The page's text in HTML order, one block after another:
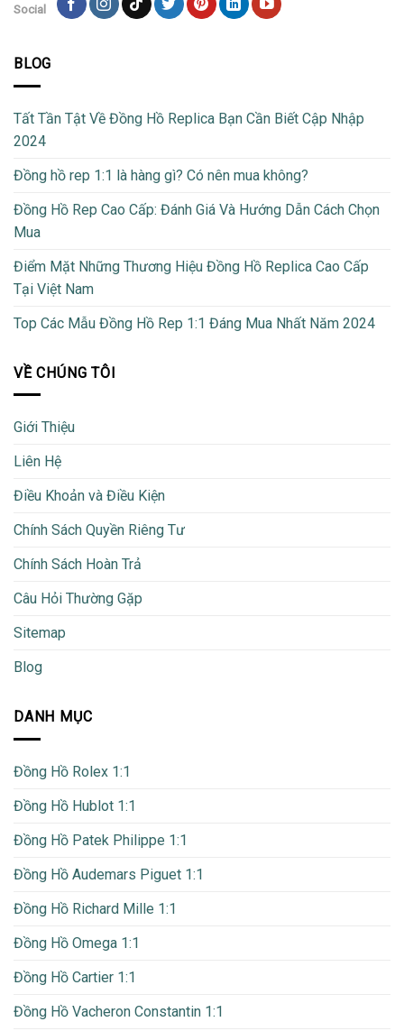
Social
BLOG
Tất Tần Tật Về Đồng Hồ Replica Bạn Cần Biết Cập Nhập
2024
Đồng hồ rep 1:1 là hàng gì? Có nên mua không?
Đồng Hồ Rep Cao Cấp: Đánh Giá Và Hướng Dẫn Cách Chọn
Mua
Điểm Mặt Những Thương Hiệu Đồng Hồ Replica Cao Cấp
Tại Việt Nam
Top Các Mẫu Đồng Hồ Rep 1:1 Đáng Mua Nhất Năm 2024
VỀ CHÚNG TÔI
Giới Thiệu
Liên Hệ
Điều Khoản và Điều Kiện
Chính Sách Quyền Riêng Tư
Chính Sách Hoàn Trả
Câu Hỏi Thường Gặp
Sitemap
Blog
DANH MỤC
Đồng Hồ Rolex 1:1
Đồng Hồ Hublot 1:1
Đồng Hồ Patek Philippe 1:1
Đồng Hồ Audemars Piguet 1:1
Đồng Hồ Richard Mille 1:1
Đồng Hồ Omega 1:1
Đồng Hồ Cartier 1:1
Đồng Hồ Vacheron Constantin 1:1